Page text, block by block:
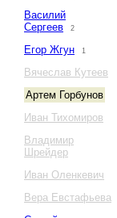
Василий
Сергеев
2
Егор Жгун 1
Вячеслав Кутеев
Артем Горбунов
Иван Тихомиров
Владимир
Шрейдер
Иван Оленкевич
Вера Евстафьева